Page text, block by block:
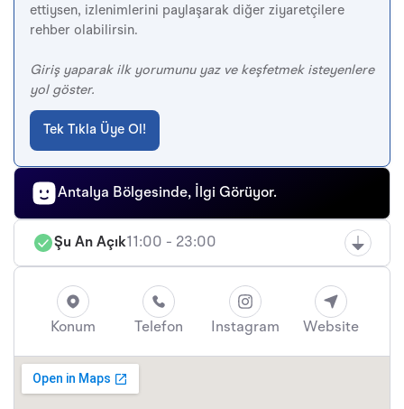
ettiysen, izlenimlerini paylaşarak diğer ziyaretçilere
rehber olabilirsin.
Giriş yaparak ilk yorumunu yaz ve keşfetmek isteyenlere
yol göster.
Tek Tıkla Üye Ol!
Antalya Bölgesinde, İlgi Görüyor.
Şu An Açık11:00 - 23:00
Konum Telefon Instagram Website